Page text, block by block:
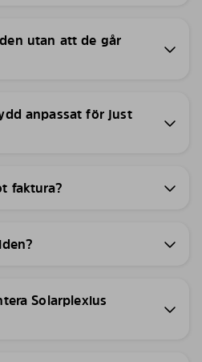
utan att de går
anpassat för just
faktura?
Solarplexius